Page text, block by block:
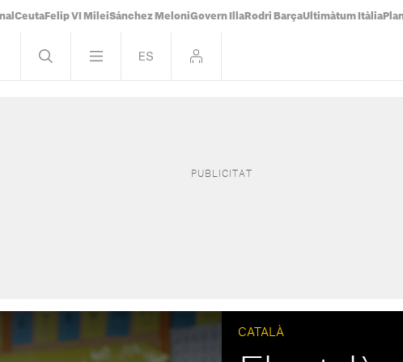
Ceuta Felip VI MileiSánchez MeloniGovern Illa Rodri BarçaUltimàtum Itàlia
CATALÀ